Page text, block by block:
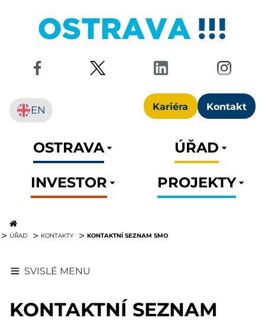
Kariéra Kontakt
EN
OSTRAVA
ÚŘAD
INVESTOR
PROJEKTY
ÚŘAD KONTAKTY KONTAKTNÍ SEZNAM SMO
SVISLÉ MENU
KONTAKTNÍ SEZNAM